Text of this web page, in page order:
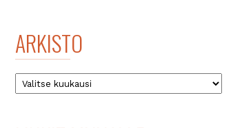
ARKISTO
Arkisto